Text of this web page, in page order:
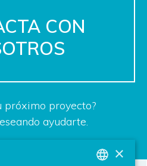
CON
próximo proyecto?
ayudarte.
×